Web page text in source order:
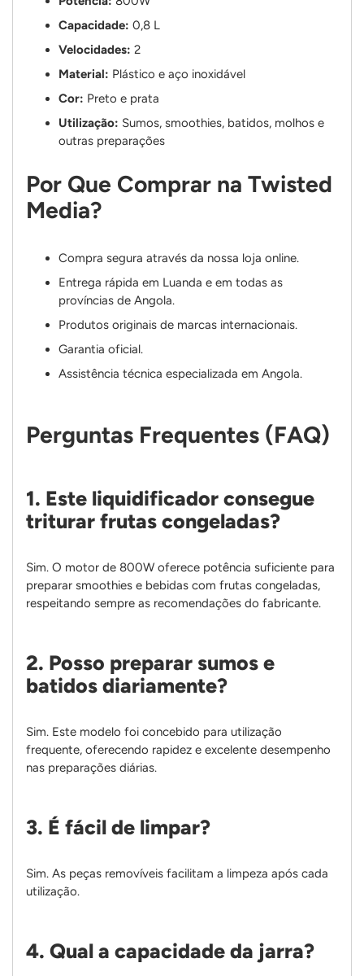
Capacidade: 0,8 L
Velocidades: 2
Material: Plástico e aço inoxidável
Cor: Preto e prata
Utilização: Sumos, smoothies, batidos, molhos e
outras preparações
Por Que Comprar na Twisted
Media?
Compra segura através da nossa loja online.
Entrega rápida em Luanda e em todas as
províncias de Angola.
Produtos originais de marcas internacionais.
Garantia oficial.
Assistência técnica especializada em Angola.
Perguntas Frequentes (FAQ)
1. Este liquidificador consegue
triturar frutas congeladas?
Sim. O motor de 800W oferece potência suficiente para
preparar smoothies e bebidas com frutas congeladas,
respeitando sempre as recomendações do fabricante.
2. Posso preparar sumos e
batidos diariamente?
Sim. Este modelo foi concebido para utilização
frequente, oferecendo rapidez e excelente desempenho
nas preparações diárias.
3. É fácil de limpar?
Sim. As peças removíveis facilitam a limpeza após cada
utilização.
4. Qual a capacidade da jarra?